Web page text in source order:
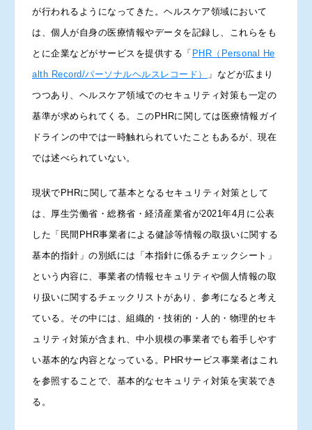
が行われるようになってきた。ヘルスケア領域において
は、個人が自身の医療情報やデータを記録し、これらをも
とに企業などがサービスを提供する「 PHR（Personal He
alth Record/パーソナルヘルスレコード）
」などが広まり
つつあり、ヘルスケア領域でのセキュリティ対策も一定の
基準が求められてくる。このPHRに関しては医療情報ガイ
ドラインの中では一時触れられていたこともあるが、現在
では述べられていない。
現状でPHRに関して基本となるセキュリティ対策として
は、厚生労働省・総務省・経済産業省が2021年4月に公表
した「民間PHR事業者による健診等情報の取扱いに関する
基本的指針」の別紙には「本指針に係るチェックシート」
という内容に、事業者の情報セキュリティや個人情報の取
り扱いに関するチェックリストがあり、参考になると考え
ている。その中には、組織的・技術的・人的・物理的セキ
ュリティ対策が含まれ、中小規模の事業者でも着手しやす
い基本的な内容となっている。PHRサービス事業者はこれ
を参照することで、基本的なセキュリティ対策を実装でき
る。